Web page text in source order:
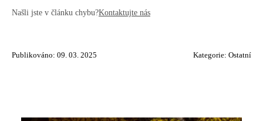
Našli jste v článku chybu?Kontaktujte nás
Publikováno: 09. 03. 2025 Kategorie: Ostatní